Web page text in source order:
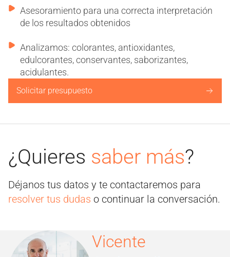
Asesoramiento para una correcta interpretación
de los resultados obtenidos
Analizamos: colorantes, antioxidantes,
edulcorantes, conservantes, saborizantes,
acidulantes.
Solicitar presupuesto
¿Quieres saber más?
Déjanos tus datos y te contactaremos para
resolver tus dudas o continuar la conversación.
Vicente